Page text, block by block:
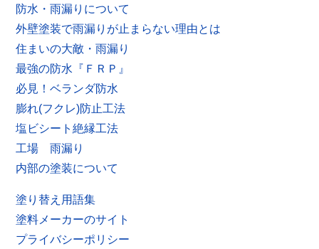
防水・雨漏りについて
外壁塗装で雨漏りが止まらない理由とは
住まいの大敵・雨漏り
最強の防水『ＦＲＰ』
必見！ベランダ防水
膨れ(フクレ)防止工法
塩ビシート絶縁工法
工場 雨漏り
内部の塗装について
塗り替え用語集
塗料メーカーのサイト
プライバシーポリシー